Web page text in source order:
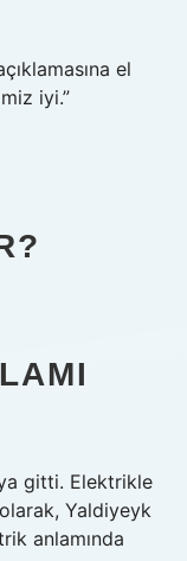
el
iyi.”
gitti. Elektrikle
Yaldiyeyk
anlamında